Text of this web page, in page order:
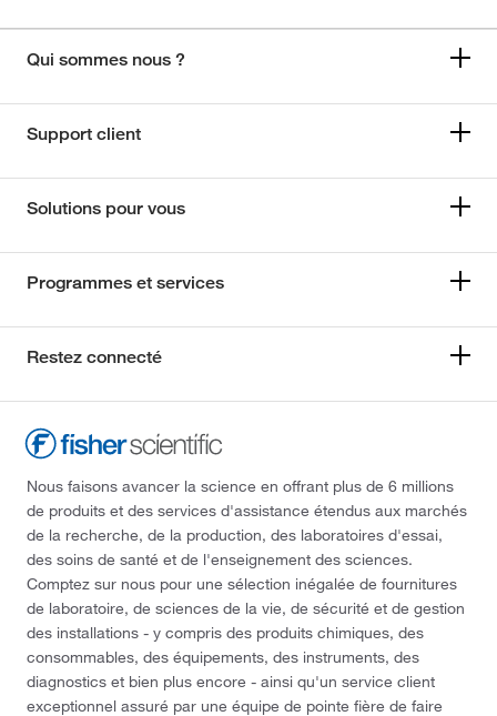
Qui sommes nous ?
Support client
Solutions pour vous
Programmes et services
Restez connecté
Nous faisons avancer la science en offrant plus de 6 millions
de produits et des services d'assistance étendus aux marchés
de la recherche, de la production, des laboratoires d'essai,
des soins de santé et de l'enseignement des sciences.
Comptez sur nous pour une sélection inégalée de fournitures
de laboratoire, de sciences de la vie, de sécurité et de gestion
des installations - y compris des produits chimiques, des
consommables, des équipements, des instruments, des
diagnostics et bien plus encore - ainsi qu'un service client
exceptionnel assuré par une équipe de pointe fière de faire